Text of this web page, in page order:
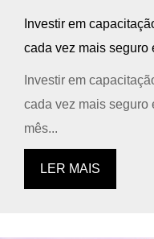
Investir em
cada vez mais seguro
Investir em
cada vez mais seguro
mês...
LER MAIS